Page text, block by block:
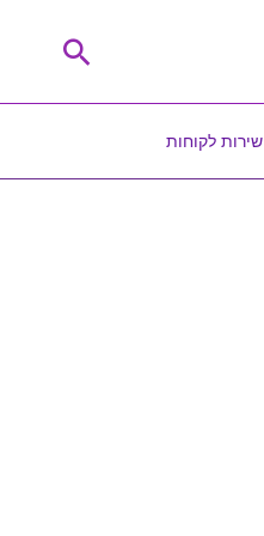
חיפוש
שירות לקוחות